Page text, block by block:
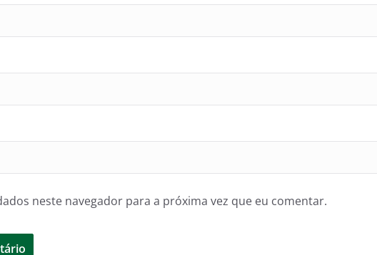
neste navegador para a próxima vez que eu comentar.